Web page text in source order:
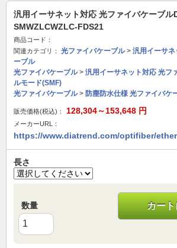
汎用イーサネット対応 光ファイバケーブル
SMWZLCWZLC-FDS21
商品コード：
関連カテゴリ：
光ファイバケーブル> 汎用イーサ
ーブル
光ファイバケーブル> 汎用イーサネット対応 光フ
ルモード(SMF)
光ファイバケーブル> 防塵防水仕様 光ファイバケ
販売価格(税込)： 128,304～153,648 円
メーカーURL：
https://www.diatrend.com/optifiber/
長さ
数量 カー